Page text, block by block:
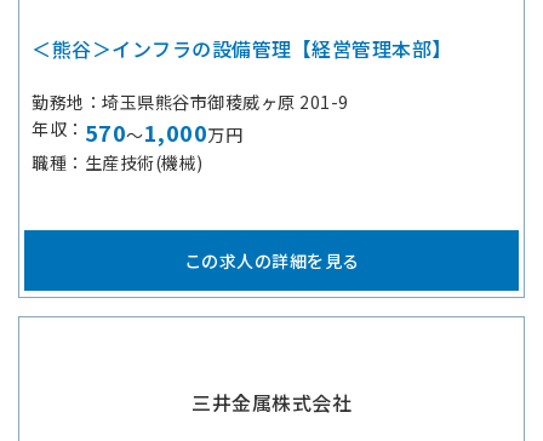
＜熊谷＞インフラの設備管理【経営管理本部】
勤務地
埼玉県熊谷市御稜威ヶ原 201-9
年収
570～1,000万円
職種
生産技術(機械)
この求人の詳細を見る
三井金属株式会社